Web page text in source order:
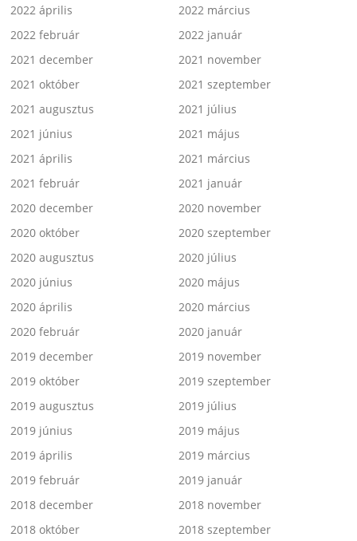
2022 április
2022 március
2022 február
2022 január
2021 december
2021 november
2021 október
2021 szeptember
2021 augusztus
2021 július
2021 június
2021 május
2021 április
2021 március
2021 február
2021 január
2020 december
2020 november
2020 október
2020 szeptember
2020 augusztus
2020 július
2020 június
2020 május
2020 április
2020 március
2020 február
2020 január
2019 december
2019 november
2019 október
2019 szeptember
2019 augusztus
2019 július
2019 június
2019 május
2019 április
2019 március
2019 február
2019 január
2018 december
2018 november
2018 október
2018 szeptember